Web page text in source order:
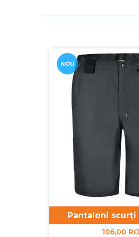
NOU
Pantaloni scurți
106,00